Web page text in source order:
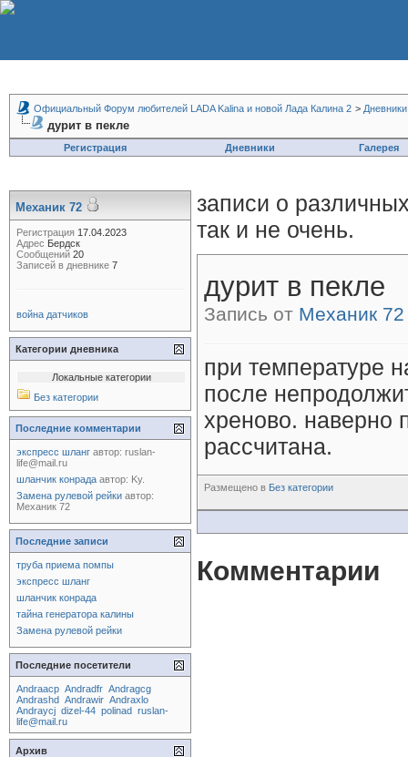
Официальный Форум любителей LADA Kalina и новой Лада Калина 2 > Дневники
дурит в пекле
Регистрация Дневники Галерея
записи о
так и не очень.
дурит в пекле
Запись от Механик 72
при температуре
после
хреново. наверно
рассчитана.
Размещено в Без категории
Комментарии
Механик 72
Регистрация 17.04.2023
Адрес Бердск
Сообщений 20
Записей в дневнике 7
война датчиков
Категории дневника
Локальные категории
Без категории
Последние комментарии
экспресс шланг автор: ruslan-
life@mail.ru
шланчик конрада автор: Ky.
Замена рулевой рейки автор:
Механик 72
Последние записи
труба приема помпы
экспресс шланг
шланчик конрада
тайна генератора калины
Замена рулевой рейки
Последние посетители
Andraacp Andradfr Andragcg
Andrashd Andrawir Andraxlo
Andraycj dizel-44 polinad ruslan-
life@mail.ru
Архив